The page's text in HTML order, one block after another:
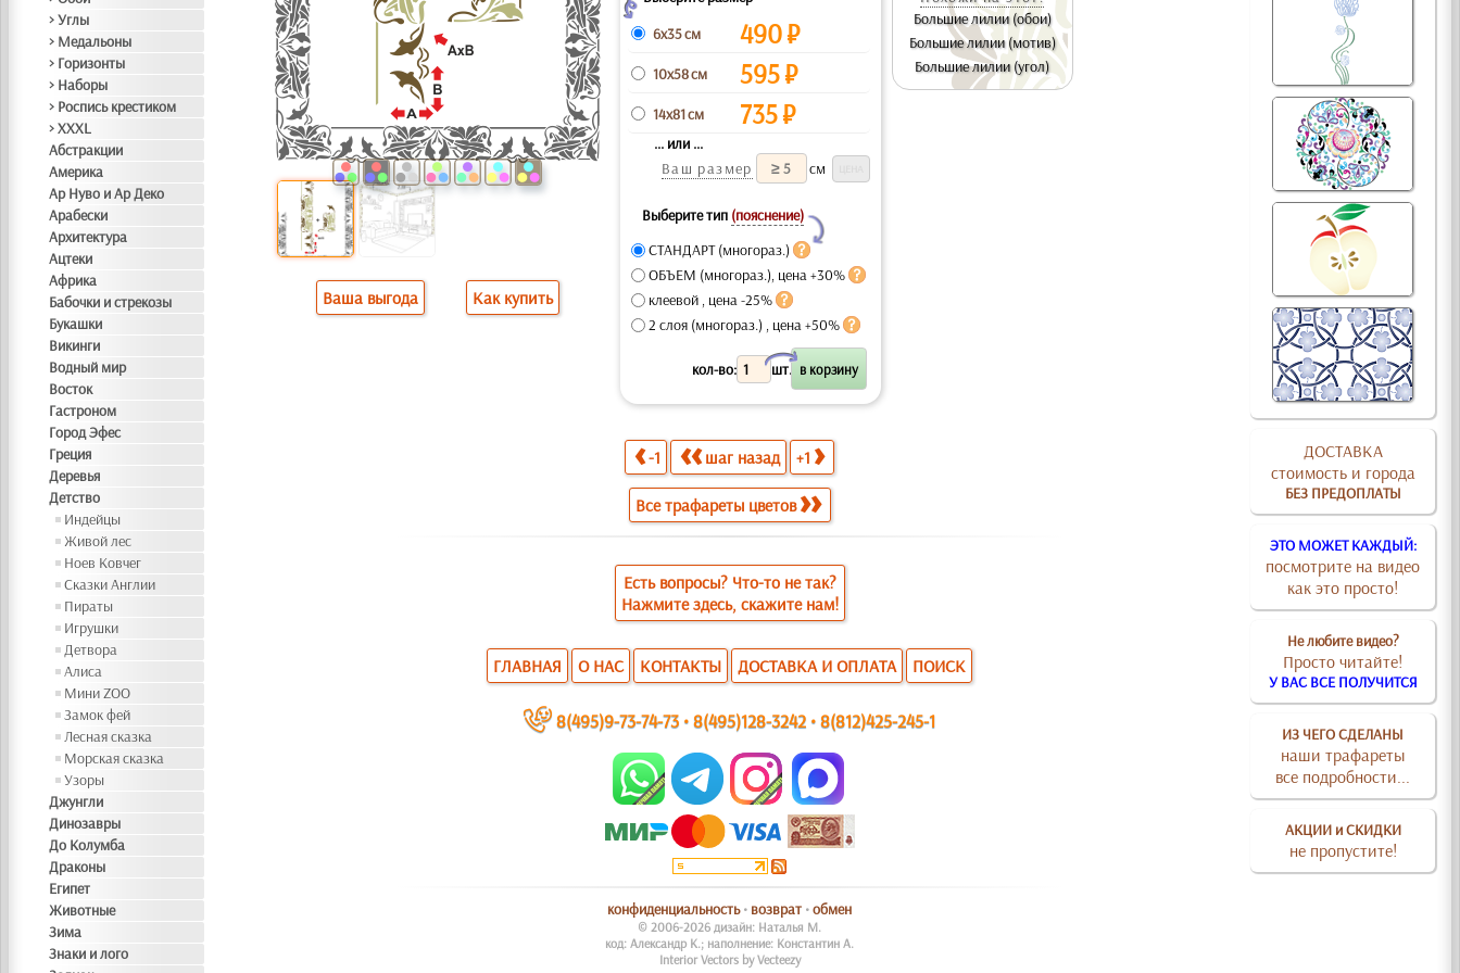
> Углы
> Медальоны
> Горизонты
> Наборы
> Роспись крестиком
> XXXL
Абстракции
Америка
Ар Нуво и Ар Деко
Арабески
Архитектура
Ацтеки
Африка
Бабочки и стрекозы
Букашки
Викинги
Водный мир
Восток
Гастроном
Город Эфес
Греция
Деревья
Детство
Индейцы
Живой лес
Ноев Ковчег
Сказки Англии
Пираты
Игрушки
Детвора
Алиса
Мини ZOO
Замок фей
Лесная сказка
Морская сказка
Узоры
Джунгли
Динозавры
До Колумба
Драконы
Египет
Животные
Зима
Знаки и лого
ДОСТАВКА
стоимость и города
БЕЗ ПРЕДОПЛАТЫ
ЭТО МОЖЕТ КАЖДЫЙ:
посмотрите на видео
как это просто!
Не любите видео?
Просто читайте!
У ВАС ВСЕ ПОЛУЧИТСЯ
ИЗ ЧЕГО СДЕЛАНЫ
наши трафареты
все подробности...
АКЦИИ и СКИДКИ
не пропустите!
Ваша выгода Как купить
6x35 см
490₽
10x58 см 595₽
14x81 см 735₽
... или ...
Ваш размер
см
Выберите тип (пояснение)
Y
СТАНДАРТ (многораз.)
ОБЪЕМ (многораз.), цена +30%
клеевой , цена -25%
2 слоя (многораз.) , цена +50%
кол-во: шт.
X
Большие лилии (обои)
Большие лилии (мотив)
Большие лилии (угол)
-1 шаг назад +1
Все трафареты цветов
Есть вопросы? Что-то не так?
Нажмите здесь, скажите нам!
ГЛАВНАЯ О НАС КОНТАКТЫ ДОСТАВКА И ОПЛАТА ПОИСК
~ 8(495)9-73-74-73 •8(495)128-3242 •8(812)425-245-1
конфиденциальность• возврат •обмен
© 2006-2026 дизайн: Наталья М.
код: Александр К.; наполнение: Константин А.
Interior Vectors by Vecteezy